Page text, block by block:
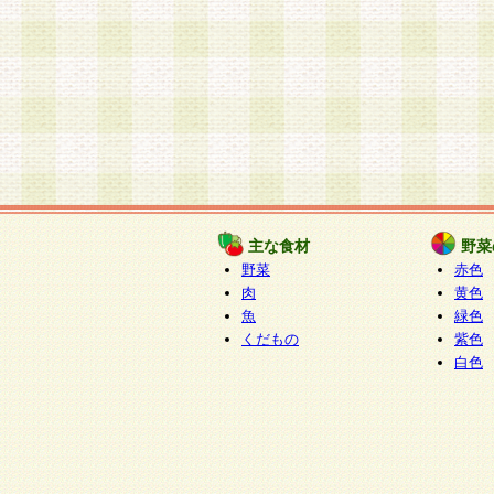
主な食材
野菜
肉
魚
くだもの
野
赤色
黄色
緑色
紫色
白色